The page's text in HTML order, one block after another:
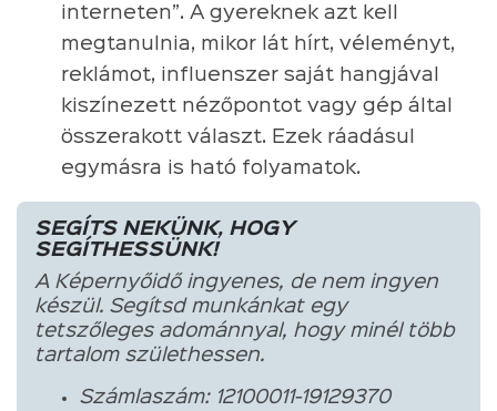
interneten”. A gyereknek azt kell
megtanulnia, mikor lát hírt, véleményt,
reklámot, influenszer saját hangjával
kiszínezett nézőpontot vagy gép által
összerakott választ. Ezek ráadásul
egymásra is ható folyamatok.
SEGÍTS NEKÜNK, HOGY
SEGÍTHESSÜNK!
A Képernyőidő ingyenes, de nem ingyen
készül. Segítsd munkánkat egy
tetszőleges adománnyal, hogy minél több
tartalom születhessen.
Számlaszám: 12100011-19129370